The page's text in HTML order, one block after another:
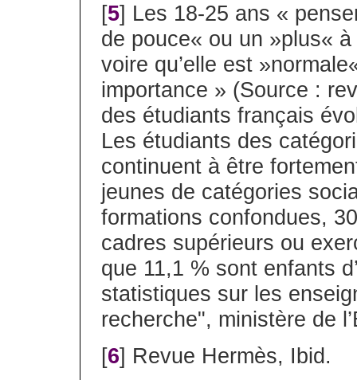
[5] Les 18-25 ans «
de pouce« ou un »plus«
voire qu’elle est
importance » (Source :
des étudiants français
Les étudiants des
continuent à être
jeunes de catégories
formations confondues,
cadres supérieurs ou
que 11,1 % sont enfants
statistiques sur les
recherche", ministère de
[6] Revue Hermès, Ibid.